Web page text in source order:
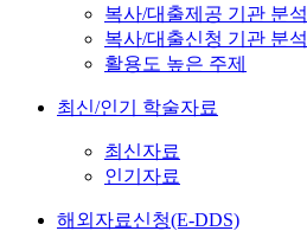
복사/대출제공 기관 분석
복사/대출신청 기관 분석
활용도 높은 주제
최신/인기 학술자료
최신자료
인기자료
해외자료신청(E-DDS)